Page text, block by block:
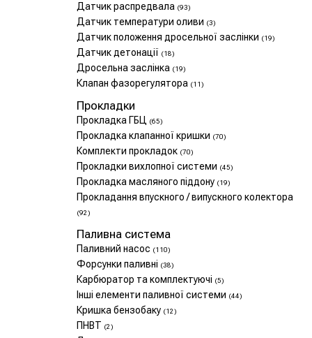
Датчик распредвала (93)
Датчик температури оливи (3)
Датчик положення дросельної заслінки (19)
Датчик детонації (18)
Дросельна заслінка (19)
Клапан фазорегулятора (11)
Прокладки
Прокладка ГБЦ (65)
Прокладка клапанної кришки (70)
Комплекти прокладок (70)
Прокладки вихлопної системи (45)
Прокладка масляного піддону (19)
Прокладання впускного / випускного колектора
(92)
Паливна система
Паливний насос (110)
Форсунки паливні (38)
Карбюратор та комплектуючі (5)
Інші елементи паливної системи (44)
Кришка бензобаку (12)
ПНВТ (2)